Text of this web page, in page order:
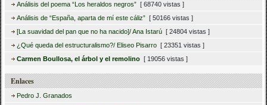
Análisis del poema “Los heraldos negros” [ 68740 vistas ]
Análisis de “España, aparta de mí este cáliz” [ 50166 vistas ]
[La suavidad del pan que no ha nacido]/ Ana Istarú [ 24804 vistas ]
¿Qué queda del estructuralismo?/ Eliseo Pisarro [ 23351 vistas ]
Carmen Boullosa, el árbol y el remolino [ 19056 vistas ]
Enlaces
Pedro J. Granados